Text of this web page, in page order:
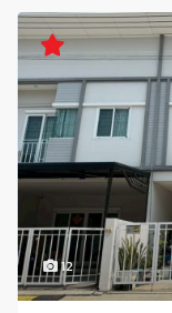
12